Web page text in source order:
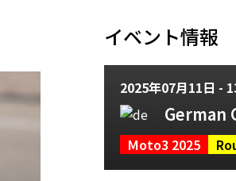
イベント情報
2025年07月11日 -
German
Moto3 2025